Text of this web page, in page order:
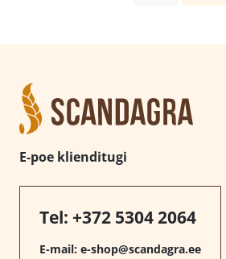
E-poe klienditugi
Tel: +372 5304 2064
E-mail: e-shop@scandagra.ee